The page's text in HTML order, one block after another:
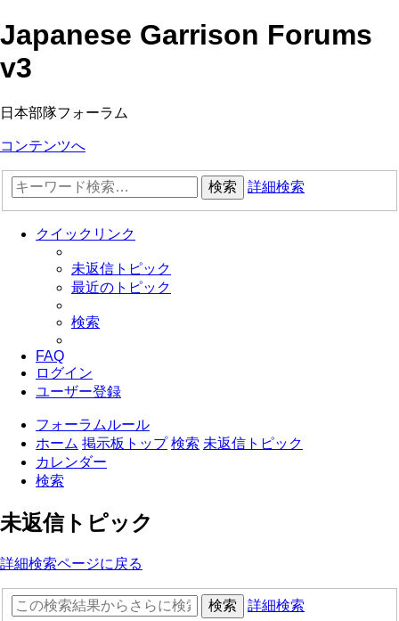
Japanese Garrison Forums
v3
日本部隊フォーラム
コンテンツへ
検索 詳細検索
クイックリンク
未返信トピック
最近のトピック
検索
FAQ
ログイン
ユーザー登録
フォーラムルール
ホーム 掲示板トップ 検索 未返信トピック
カレンダー
検索
未返信トピック
詳細検索ページに戻る
検索 詳細検索